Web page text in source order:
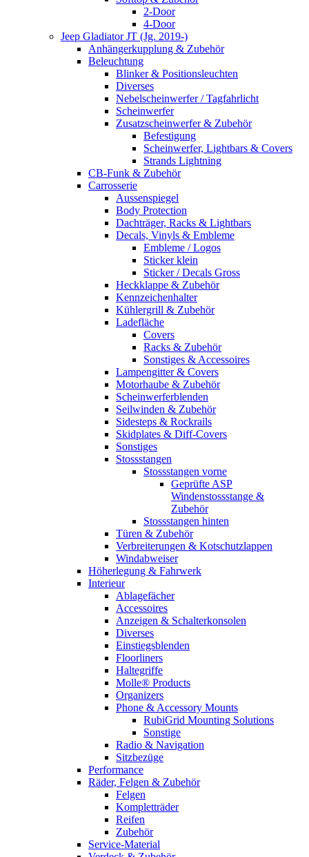
2-Door
4-Door
Jeep Gladiator JT (Jg. 2019-)
Anhängerkupplung & Zubehör
Beleuchtung
Blinker & Positionsleuchten
Diverses
Nebelscheinwerfer / Tagfahrlicht
Scheinwerfer
Zusatzscheinwerfer & Zubehör
Befestigung
Scheinwerfer, Lightbars & Covers
Strands Lightning
CB-Funk & Zubehör
Carrosserie
Aussenspiegel
Body Protection
Dachträger, Racks & Lightbars
Decals, Vinyls & Embleme
Embleme / Logos
Sticker klein
Sticker / Decals Gross
Heckklappe & Zubehör
Kennzeichenhalter
Kühlergrill & Zubehör
Ladefläche
Covers
Racks & Zubehör
Sonstiges & Accessoires
Lampengitter & Covers
Motorhaube & Zubehör
Scheinwerferblenden
Seilwinden & Zubehör
Sidesteps & Rockrails
Skidplates & Diff-Covers
Sonstiges
Stossstangen
Stossstangen vorne
Geprüfte ASP
Windenstossstange &
Zubehör
Stossstangen hinten
Türen & Zubehör
Verbreiterungen & Kotschutzlappen
Windabweiser
Höherlegung & Fahrwerk
Interieur
Ablagefächer
Accessoires
Anzeigen & Schalterkonsolen
Diverses
Einstiegsblenden
Floorliners
Haltegriffe
Molle® Products
Organizers
Phone & Accessory Mounts
RubiGrid Mounting Solutions
Sonstige
Radio & Navigation
Sitzbezüge
Performance
Räder, Felgen & Zubehör
Felgen
Kompletträder
Reifen
Zubehör
Service-Material